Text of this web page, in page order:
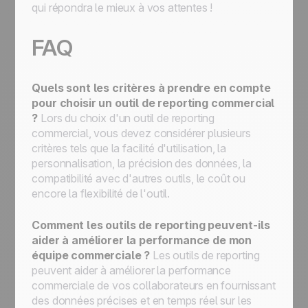
qui répondra le mieux à vos attentes !
FAQ
Quels sont les critères à prendre en compte
pour choisir un outil de reporting commercial
? Lors du choix d'un outil de reporting
commercial, vous devez considérer plusieurs
critères tels que la facilité d'utilisation, la
personnalisation, la précision des données, la
compatibilité avec d'autres outils, le coût ou
encore la flexibilité de l'outil.
Comment les outils de reporting peuvent-ils
aider à améliorer la performance de mon
équipe commerciale ? Les outils de reporting
peuvent aider à améliorer la performance
commerciale de vos collaborateurs en fournissant
des données précises et en temps réel sur les